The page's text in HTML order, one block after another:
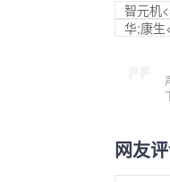
智元机
华;康生
网友